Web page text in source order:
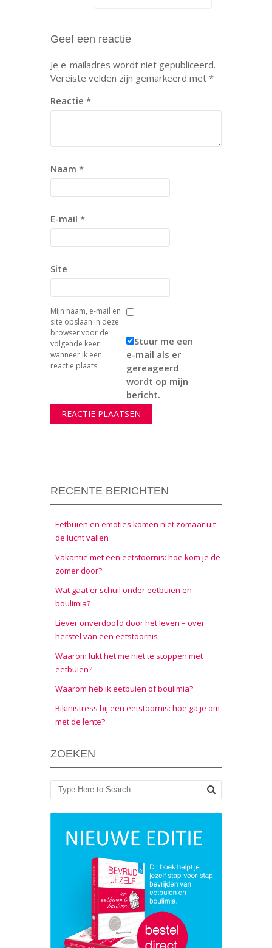
Geef een reactie
Je e-mailadres wordt niet gepubliceerd.
Vereiste velden zijn gemarkeerd met *
Reactie *
Naam *
E-mail *
Site
Mijn naam, e-mail en
site opslaan in deze
browser voor de
volgende keer
wanneer ik een
reactie plaats.
Stuur me een
e-mail als er
gereageerd
wordt op mijn
bericht.
RECENTE BERICHTEN
Eetbuien en emoties komen niet zomaar uit
de lucht vallen
Vakantie met een eetstoornis: hoe kom je de
zomer door?
Wat gaat er schuil onder eetbuien en
boulimia?
Liever onverdoofd door het leven – over
herstel van een eetstoornis
Waarom lukt het me niet te stoppen met
eetbuien?
Waarom heb ik eetbuien of boulimia?
Bikinistress bij een eetstoornis: hoe ga je om
met de lente?
ZOEKEN
Zoeken